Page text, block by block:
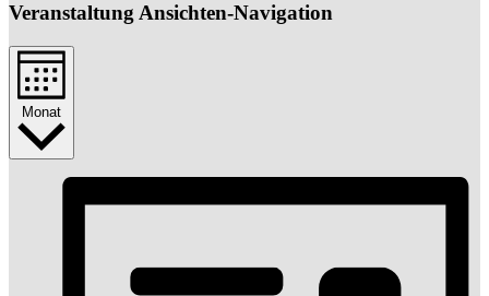
Veranstaltung Ansichten-Navigation
Monat